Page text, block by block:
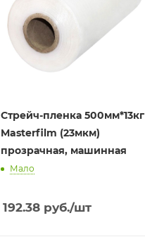
Стрейч-пленка 500мм*13кг
Masterfilm (23мкм)
прозрачная, машинная
Мало
192.38руб./шт